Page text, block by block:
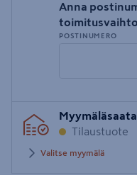
Anna
POSTINUMERO
postinumero
Tilaustuote
Valitse myymälä